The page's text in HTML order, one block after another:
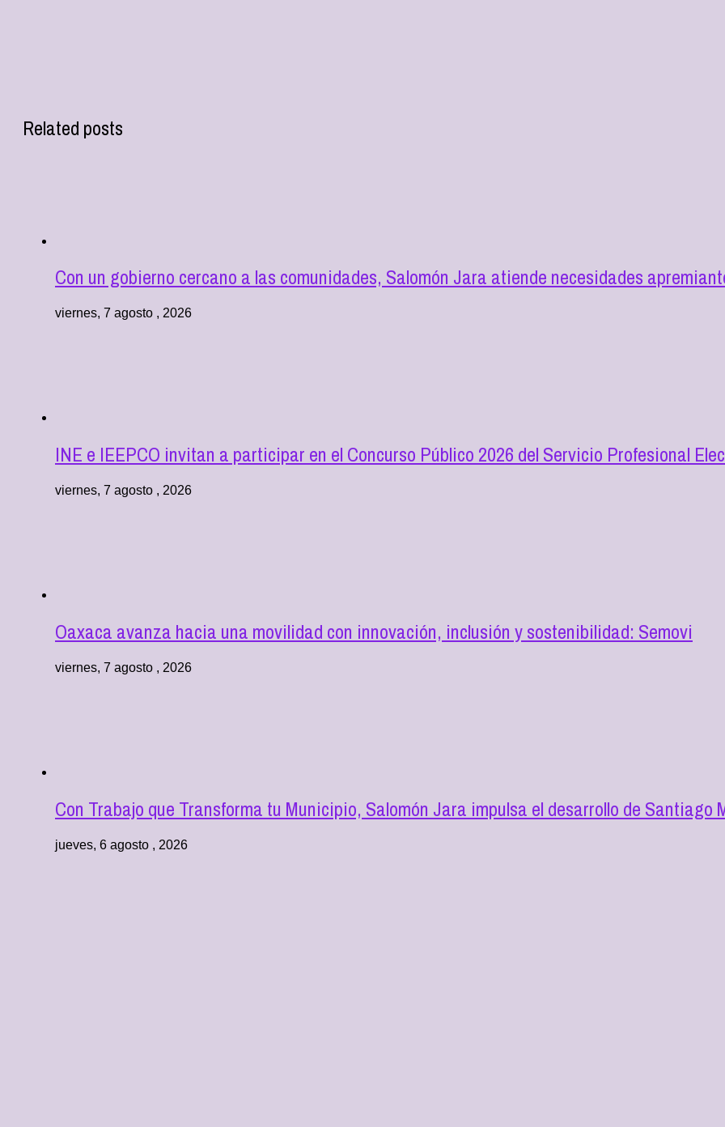
Related posts
Con un gobierno cercano a las comunidades, Salomón Jara atiende necesidades
viernes, 7 agosto , 2026
INE e IEEPCO invitan a participar en el Concurso Público 2026 del Servicio Profesional
viernes, 7 agosto , 2026
Oaxaca avanza hacia una movilidad con innovación, inclusión y sostenibilidad: Semovi
viernes, 7 agosto , 2026
Con Trabajo que Transforma tu Municipio, Salomón Jara impulsa el desarrollo de Santiago
jueves, 6 agosto , 2026